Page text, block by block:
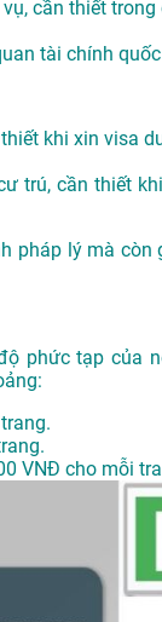
cần thiết
tài chính
khi xin visa
trú, cần thiết
pháp lý mà còn
phức tạp của
VNĐ cho mỗi